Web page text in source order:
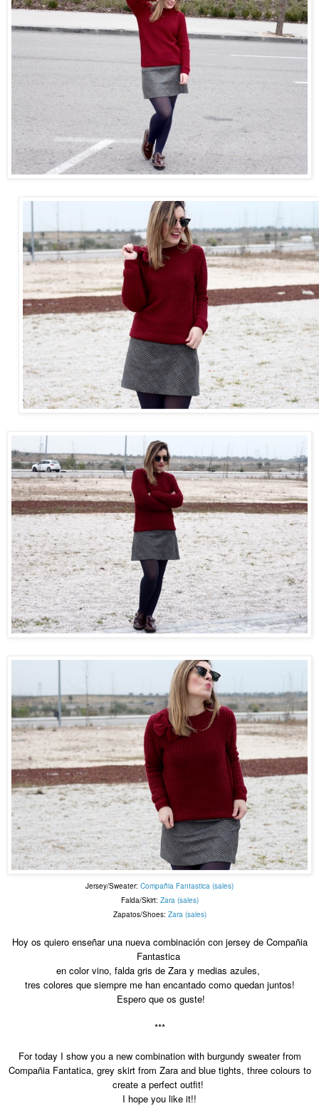
Jersey/Sweater: Compañia Fantastica (sales)
Falda/Skirt: Zara (sales)
Zapatos/Shoes: Zara (sales)
Hoy os quiero enseñar una nueva combinación con jersey de Compañia
Fantastica
en color vino, falda gris de Zara y medias azules,
tres colores que siempre me han encantado como quedan juntos!
Espero que os guste!
***
For today I show you a new combination with burgundy sweater from
Compañia Fantatica, grey skirt from Zara and blue tights, three colours to
create a perfect outfit!
I hope you like it!!